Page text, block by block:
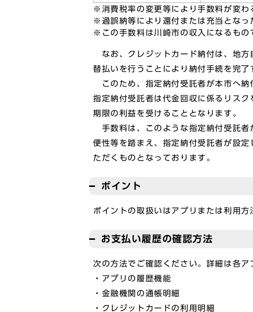
※消費税率の変更等により手数料が変わ
※過誤納等により還付または充当となっ
※この手数料は川崎市の収入になるもの
なお、クレジットカード納付は、地方
替払いを行うことにより納付手続を完了
このため、指定納付受託者が本市へ納
指定納付受託者は代金回収に係るリス
期限の利益を受けることとなります。
手数料は、このような指定納付受託者
便性等を踏まえ、指定納付受託者が設
ただくものとなっております。
ポイント
ポイントの取扱いはアプリまたは利用
お支払い履歴の確認方法
次の方法でご確認ください。詳細は各ア
・アプリの履歴機能
・金融機関の通帳明細
・クレジットカードの利用明細